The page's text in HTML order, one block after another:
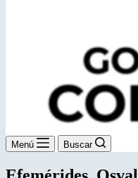
Menú Buscar